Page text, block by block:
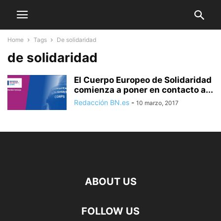
Home Tags De solidaridad
de solidaridad
El Cuerpo Europeo de Solidaridad
comienza a poner en contacto a...
Redacción BN.es - 10 marzo, 2017
ABOUT US
FOLLOW US